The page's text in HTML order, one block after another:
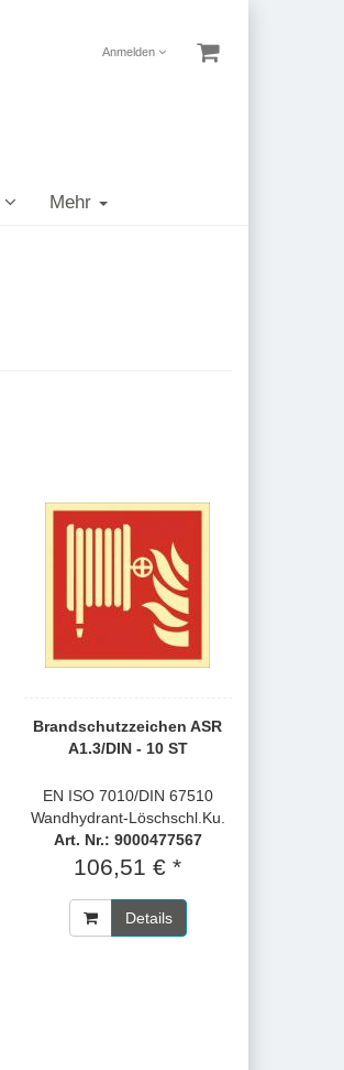
Anmelden
Mehr
Brandschutzzeichen ASR
A1.3/DIN - 10 ST
EN ISO 7010/DIN 67510
Wandhydrant-Löschschl.Ku.
Art. Nr.: 9000477567
106,51 € *
Details